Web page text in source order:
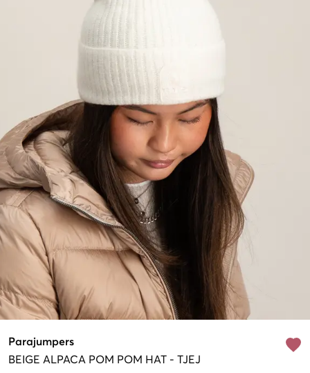
Parajumpers
BEIGE ALPACA POM POM HAT - TJEJ